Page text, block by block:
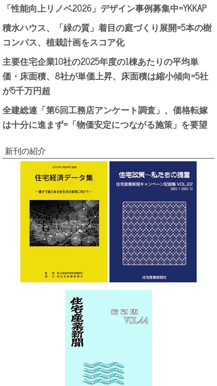
「性能向上リノベ2026」デザイン事例募集中=YKKAP
積水ハウス、「緑の質」着目の庭づくり展開=5本の樹
コンパス、植栽計画をスコア化
主要住宅企業10社の2025年度の1棟あたりの平均単
価・床面積、8社が単価上昇、床面積は縮小傾向=5社
が5千万円超
全建総連「第6回工務店アンケート調査」、価格転嫁
は十分に進まず=「物価安定につながる施策」を要望
新刊の紹介